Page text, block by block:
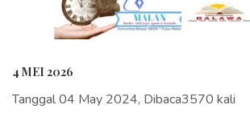
4 MEI 2026
Tanggal 04 May 2024, Dibaca3570 kali